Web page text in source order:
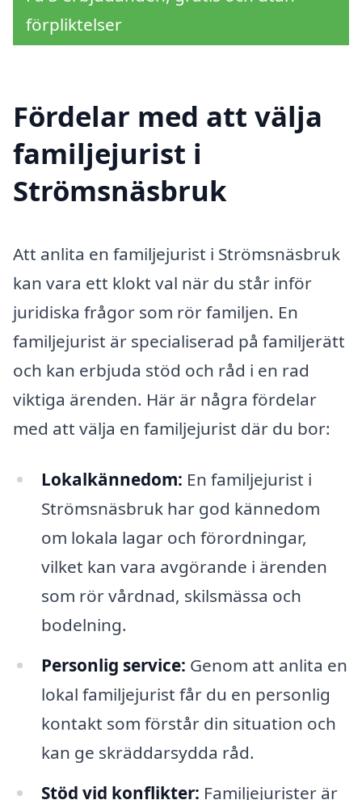
förpliktelser
Fördelar med att välja
familjejurist i
Strömsnäsbruk
Att anlita en familjejurist i Strömsnäsbruk
kan vara ett klokt val när du står inför
juridiska frågor som rör familjen. En
familjejurist är specialiserad på familjerätt
och kan erbjuda stöd och råd i en rad
viktiga ärenden. Här är några fördelar
med att välja en familjejurist där du bor:
Lokalkännedom: En familjejurist i
Strömsnäsbruk har god kännedom
om lokala lagar och förordningar,
vilket kan vara avgörande i ärenden
som rör vårdnad, skilsmässa och
bodelning.
Personlig service: Genom att anlita en
lokal familjejurist får du en personlig
kontakt som förstår din situation och
kan ge skräddarsydda råd.
Stöd vid konflikter: Familjejurister är